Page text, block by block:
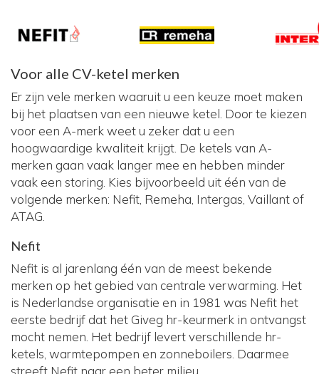
Voor alle CV-ketel merken
Er zijn vele merken waaruit u een keuze moet maken
bij het plaatsen van een nieuwe ketel. Door te kiezen
voor een A-merk weet u zeker dat u een
hoogwaardige kwaliteit krijgt. De ketels van A-
merken gaan vaak langer mee en hebben minder
vaak een storing. Kies bijvoorbeeld uit één van de
volgende merken: Nefit, Remeha, Intergas, Vaillant of
ATAG.
Nefit
Nefit is al jarenlang één van de meest bekende
merken op het gebied van centrale verwarming. Het
is Nederlandse organisatie en in 1981 was Nefit het
eerste bedrijf dat het Giveg hr-keurmerk in ontvangst
mocht nemen. Het bedrijf levert verschillende hr-
ketels, warmtepompen en zonneboilers. Daarmee
streeft Nefit naar een beter milieu.